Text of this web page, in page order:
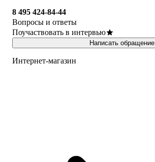
8 495 424-84-44
Вопросы и ответы
Поучаствовать в интервью
Написать обращение
Интернет-магазин